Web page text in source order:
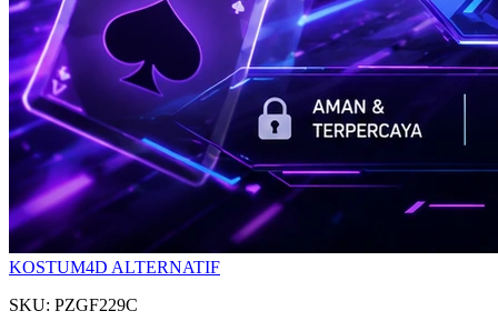
KOSTUM4D ALTERNATIF
SKU: PZGF229C